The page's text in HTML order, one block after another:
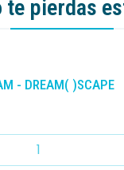
te pierdas
- DREAM( )SCAPE